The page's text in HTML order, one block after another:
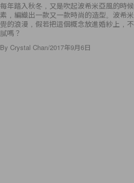
每年踏入秋冬，又是吹起波希米亞風的時
素，編織出一款又一款時尚的造型。波希
覺的浪漫，假若把這個概念放進婚紗上，
膩嗎？
By Crystal Chan/2017年9月6日